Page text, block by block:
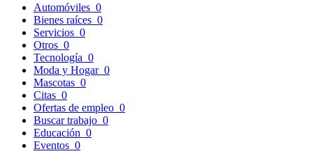
Automóviles 0
Bienes raíces 0
Servicios 0
Otros 0
Tecnología 0
Moda y Hogar 0
Mascotas 0
Citas 0
Ofertas de empleo 0
Buscar trabajo 0
Educación 0
Eventos 0